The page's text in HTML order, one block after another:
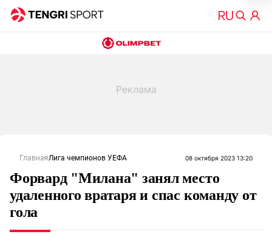
ГлавнаяЛига чемпионов УЕФА 08 октября 2023 13:20
Форвард "Милана" занял место
удаленного вратаря и спас команду от
гола